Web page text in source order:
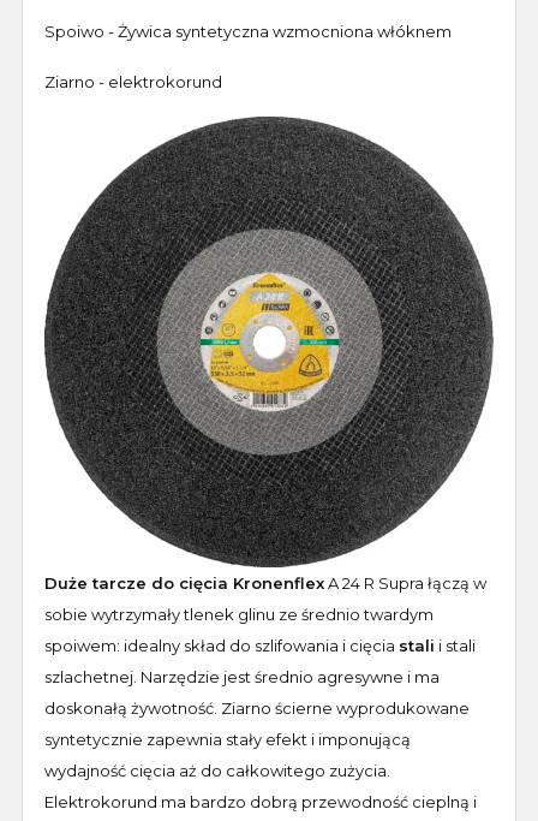
Spoiwo - Żywica syntetyczna wzmocniona włóknem
Ziarno - elektrokorund
Duże tarcze do cięcia KronenflexA 24 R Supra łączą w
sobie wytrzymały tlenek glinu ze średnio twardym
spoiwem: idealny skład do szlifowania i cięcia stali i stali
szlachetnej. Narzędzie jest średnio agresywne i ma
doskonałą żywotność. Ziarno ścierne wyprodukowane
syntetycznie zapewnia stały efekt i imponującą
wydajność cięcia aż do całkowitego zużycia.
Elektrokorund ma bardzo dobrą przewodność cieplną i